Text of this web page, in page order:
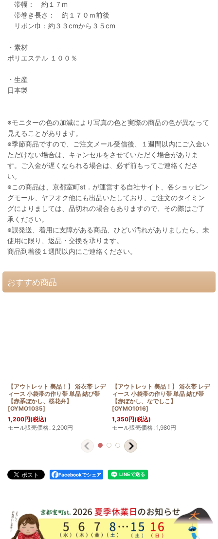
帯幅： 約１７m
帯巻き長さ： 約１７０ｍ前後
リボン巾：約３３cmから３５cm
・素材
ポリエステル １００％
・生産
日本製
※モニターの色の加減により写真の色と実際の商品の色が異なって
見えることがあります。
※季節商品ですので、ご注文メール受信後、１週間以内にご入金い
ただけない場合は、キャンセルをさせていただく場合がありま
す。ご入金が遅くなられる場合は、必ず前もってご連絡くださ
い。
※この商品は、京都室町st．が運営する自社サイト、各ショッピン
グモール、ヤフオク他にも出品いたしており、ご注文のタイミン
グによりましては、品切れの場合もありますので、その際はご了
承ください。
※誤発送、着用に支障がある商品、ひどい汚れがありましたら、未
使用に限り、返品・交換を承ります。
商品到着後１週間以内にご連絡ください。
おすすめ商品
【アウトレット 美品！】 浴衣帯 レデ
ィース 小袋帯の作り帯 単品 結び帯
【赤系ぼかし、桜花弁】
[OYMO1035]
1,200円(税込)
モール販売価格: 2,200円
【アウトレット 美品！】 浴衣帯 レデ
ィース 小袋帯の作り帯 単品 結び帯
【赤ぼかし、なでしこ】
[OYMO1016]
1,350円(税込)
モール販売価格: 1,980円
Facebookでシェア